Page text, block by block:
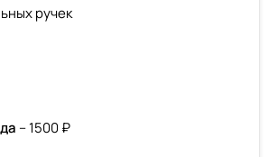
ручек
– 1500 ₽